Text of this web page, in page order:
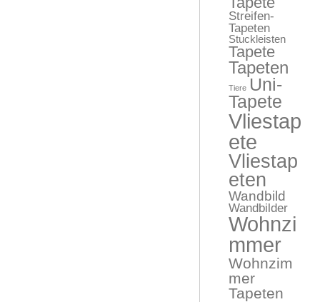
Streifen-
Tapeten
Stuckleisten
Tapete
Tapeten
Tiere Uni-
Tapete
Vliestap
ete
Vliestap
eten
Wandbild
Wandbilder
Wohnzi
mmer
Wohnzim
mer
Tapeten